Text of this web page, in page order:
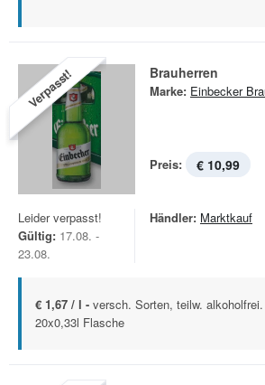
Verpasst! Brauherren
Marke: Einbecker
Preis: € 10,99
Leider verpasst!
Gültig: 17.08. -
23.08.
Händler: Marktkauf
€ 1,67 / l - versch. Sorten, teilw.
20x0,33l Flasche